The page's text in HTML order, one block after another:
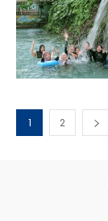
1 2